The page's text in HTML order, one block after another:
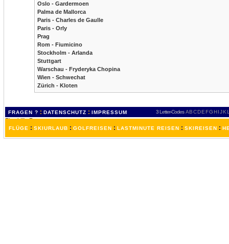
Oslo - Gardermoen
Palma de Mallorca
Paris - Charles de Gaulle
Paris - Orly
Prag
Rom - Fiumicino
Stockholm - Arlanda
Stuttgart
Warschau - Fryderyka Chopina
Wien - Schwechat
Zürich - Kloten
FRAGEN ? : DATENSCHUTZ : IMPRESSUM 3 Letter-Codes ABCDEFGH IJKL
FLÜGE : SKIURLAUB : GOLFREISEN : LASTMINUTE REISEN : SKIREISEN :